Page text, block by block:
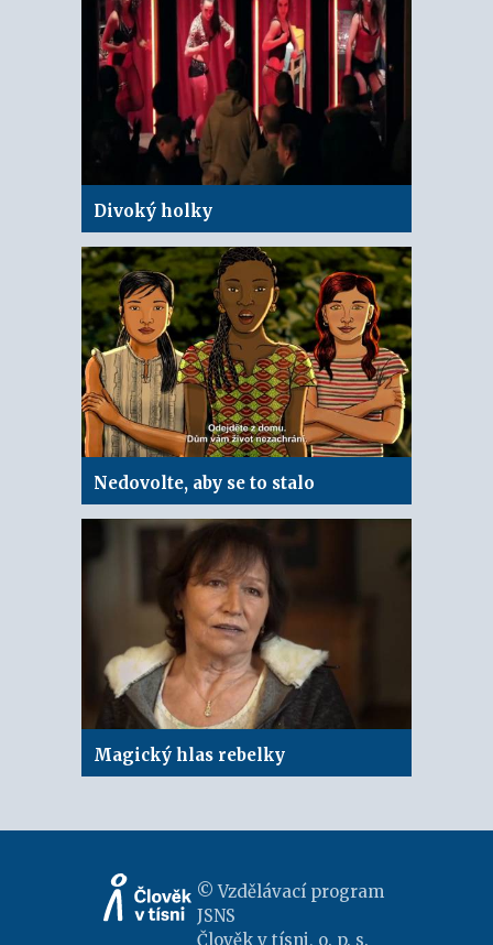
Divoký holky
Nedovolte, aby se to stalo
Magický hlas rebelky
© Vzdělávací program
JSNS
Člověk v tísni, o. p. s.